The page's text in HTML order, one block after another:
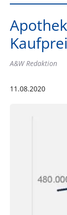
A&W Redaktion
11.08.2020